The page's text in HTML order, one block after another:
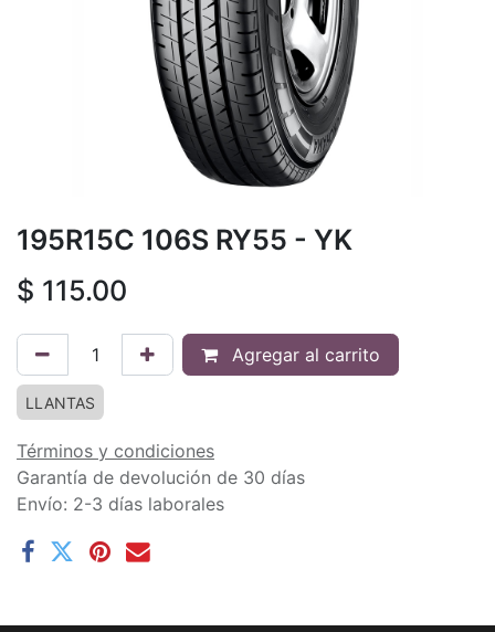
195R15C 106S RY55 - YK
$ 115.00
Agregar al carrito
LLANTAS
Términos y condiciones
Garantía de devolución de 30 días
Envío: 2-3 días laborales